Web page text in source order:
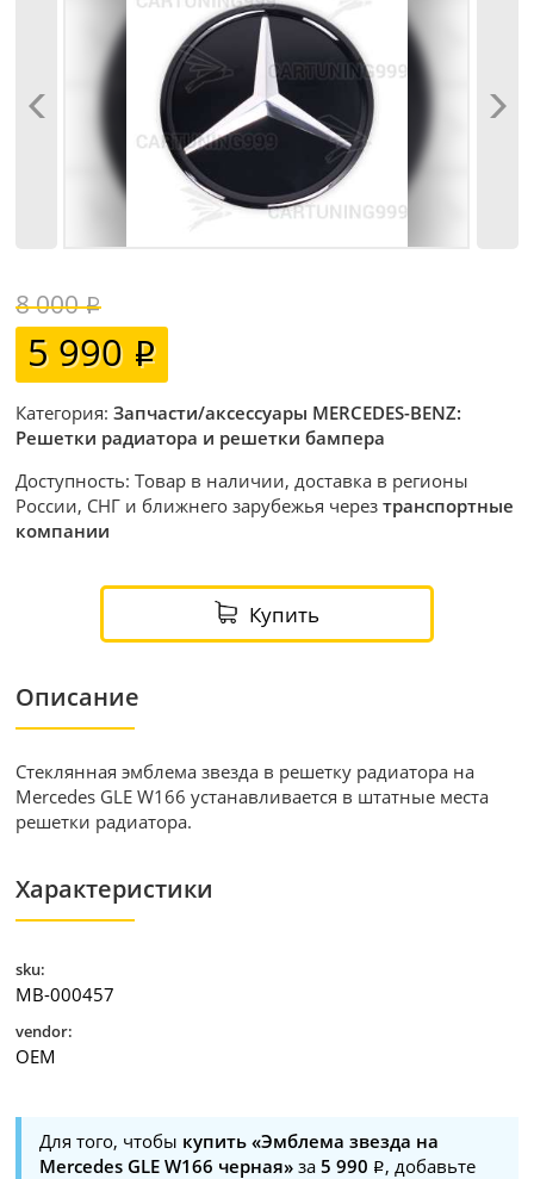
8 000
5 990
Категория:Запчасти/аксессуары MERCEDES-BENZ:
Решетки радиатора и решетки бампера
Доступность: Товар в наличии, доставка в регионы
России, СНГ и ближнего зарубежья черезтранспортные
компании
Купить
Описание
Стеклянная эмблема звезда в решетку радиатора на
Mercedes GLE W166 устанавливается в штатные места
решетки радиатора.
Характеристики
sku:
MB-000457
vendor:
OEM
Для того, чтобы купить «Эмблема звезда на
Mercedes GLE W166 черная» за5 990
, добавьте